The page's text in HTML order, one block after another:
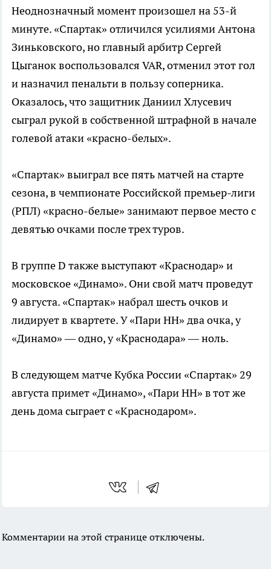
Неоднозначный момент произошел на 53-й
минуте. «Спартак» отличился усилиями Антона
Зиньковского, но главный арбитр Сергей
Цыганок воспользовался VAR, отменил этот гол
и назначил пенальти в пользу соперника.
Оказалось, что защитник Даниил Хлусевич
сыграл рукой в собственной штрафной в начале
голевой атаки «красно-белых».
«Спартак» выиграл все пять матчей на старте
сезона, в чемпионате Российской премьер-лиги
(РПЛ) «красно-белые» занимают первое место с
девятью очками после трех туров.
В группе D также выступают «Краснодар» и
московское «Динамо». Они свой матч проведут
9 августа. «Спартак» набрал шесть очков и
лидирует в квартете. У «Пари НН» два очка, у
«Динамо» — одно, у «Краснодара» — ноль.
В следующем матче Кубка России «Спартак» 29
августа примет «Динамо», «Пари НН» в тот же
день дома сыграет с «Краснодаром».
Комментарии на этой странице отключены.